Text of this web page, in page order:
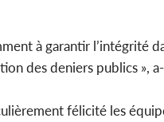
à garantir l’intégrité
des deniers publics »,
félicité les